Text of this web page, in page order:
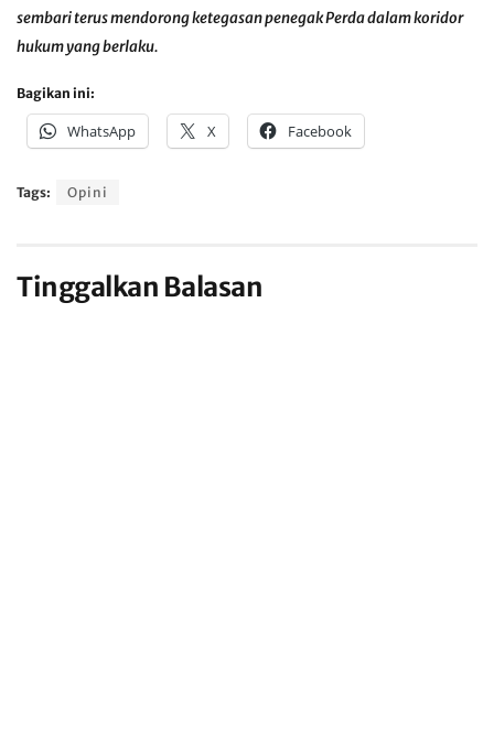
sembari terus mendorong ketegasan penegak Perda dalam koridor
hukum yang berlaku.
Bagikan ini:
WhatsApp X Facebook
Tags: Opini
Tinggalkan Balasan